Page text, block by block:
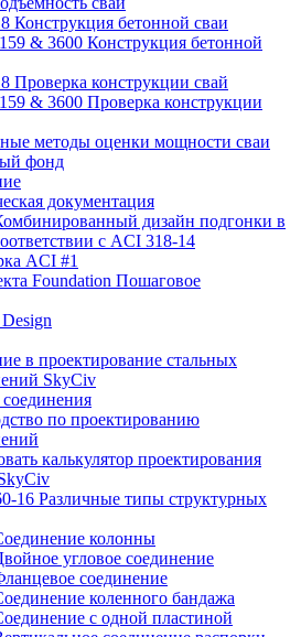
Конструкция бетонной сваи
& 3600 Конструкция бетонной
Проверка конструкции свай
& 3600 Проверка конструкции
методы оценки мощности сваи
фонд
документация
дизайн подгонки в
с ACI 318-14
ACI #1
Foundation Пошаговое
в проектирование стальных
SkyCiv
по проектированию
калькулятор проектирования
16 Различные типы структурных
колонны
угловое соединение
соединение
коленного бандажа
с одной пластиной